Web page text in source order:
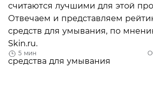
5 мин
считаются лучшими для этой
Отвечаем и представляем
средств для умывания, по
Skin.ru.